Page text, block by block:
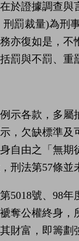
於證據調查
罰裁量)為刑
亦復如是，
罰與不罰、重
示各款，多
，欠缺標準
自由之「無
刑法第57條並
5018號、98
奪公權終身
財富，即籌